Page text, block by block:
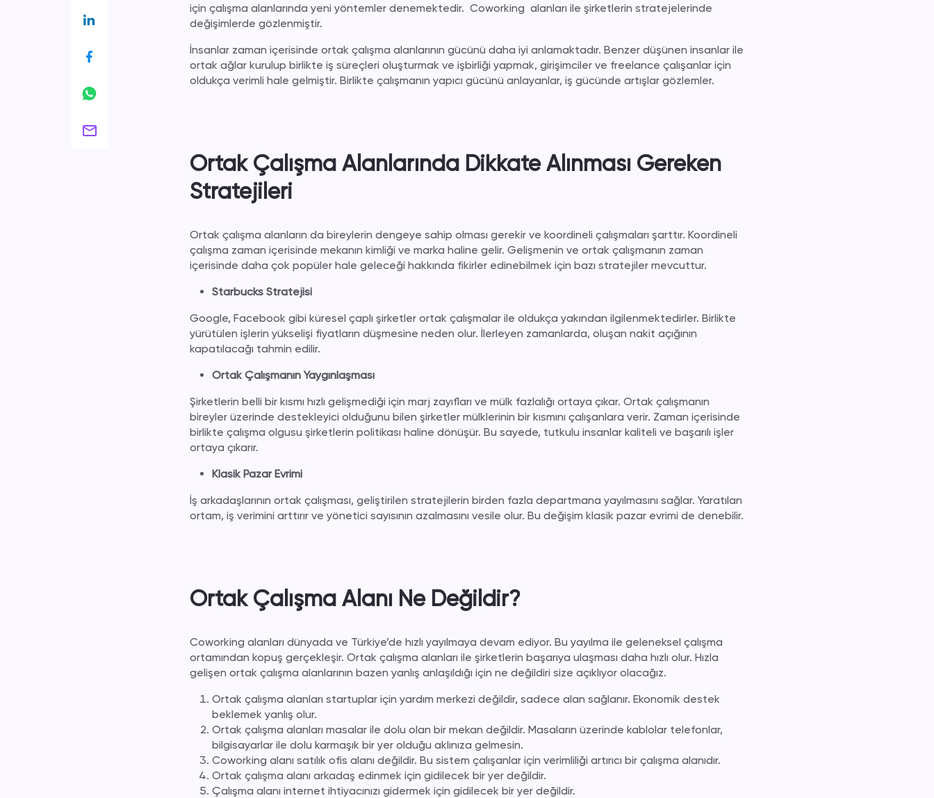
için çalışma alanlarında yeni yöntemler denemektedir. Coworking alanları ile şirketlerin stratejelerinde
değişimlerde gözlenmiştir.
İnsanlar zaman içerisinde ortak çalışma alanlarının gücünü daha iyi anlamaktadır. Benzer düşünen insanlar ile
ortak ağlar kurulup birlikte iş süreçleri oluşturmak ve işbirliği yapmak, girişimciler ve freelance çalışanlar için
oldukça verimli hale gelmiştir. Birlikte çalışmanın yapıcı gücünü anlayanlar, iş gücünde artışlar gözlemler.
Ortak Çalışma Alanlarında Dikkate Alınması Gereken
Stratejileri
Ortak çalışma alanların da bireylerin dengeye sahip olması gerekir ve koordineli çalışmaları şarttır. Koordineli
çalışma zaman içerisinde mekanın kimliği ve marka haline gelir. Gelişmenin ve ortak çalışmanın zaman
içerisinde daha çok popüler hale geleceği hakkında fikirler edinebilmek için bazı stratejiler mevcuttur.
Starbucks Stratejisi
Google, Facebook gibi küresel çaplı şirketler ortak çalışmalar ile oldukça yakından ilgilenmektedirler. Birlikte
yürütülen işlerin yükselişi fiyatların düşmesine neden olur. İlerleyen zamanlarda, oluşan nakit açığının
kapatılacağı tahmin edilir.
Ortak Çalışmanın Yaygınlaşması
Şirketlerin belli bir kısmı hızlı gelişmediği için marj zayıfları ve mülk fazlalığı ortaya çıkar. Ortak çalışmanın
bireyler üzerinde destekleyici olduğunu bilen şirketler mülklerinin bir kısmını çalışanlara verir. Zaman içerisinde
birlikte çalışma olgusu şirketlerin politikası haline dönüşür. Bu sayede, tutkulu insanlar kaliteli ve başarılı işler
ortaya çıkarır.
Klasik Pazar Evrimi
İş arkadaşlarının ortak çalışması, geliştirilen stratejilerin birden fazla departmana yayılmasını sağlar. Yaratılan
ortam, iş verimini arttırır ve yönetici sayısının azalmasını vesile olur. Bu değişim klasik pazar evrimi de denebilir.
Ortak Çalışma Alanı Ne Değildir?
Coworking alanları dünyada ve Türkiye’de hızlı yayılmaya devam ediyor. Bu yayılma ile geleneksel çalışma
ortamından kopuş gerçekleşir. Ortak çalışma alanları ile şirketlerin başarıya ulaşması daha hızlı olur. Hızla
gelişen ortak çalışma alanlarının bazen yanlış anlaşıldığı için ne değildiri size açıklıyor olacağız.
Ortak çalışma alanları startuplar için yardım merkezi değildir, sadece alan sağlanır. Ekonomik destek
beklemek yanlış olur.
Ortak çalışma alanları masalar ile dolu olan bir mekan değildir. Masaların üzerinde kablolar telefonlar,
bilgisayarlar ile dolu karmaşık bir yer olduğu aklınıza gelmesin.
Coworking alanı satılık ofis alanı değildir. Bu sistem çalışanlar için verimliliği artırıcı bir çalışma alanıdır.
Ortak çalışma alanı arkadaş edinmek için gidilecek bir yer değildir.
Çalışma alanı internet ihtiyacınızı gidermek için gidilecek bir yer değildir.